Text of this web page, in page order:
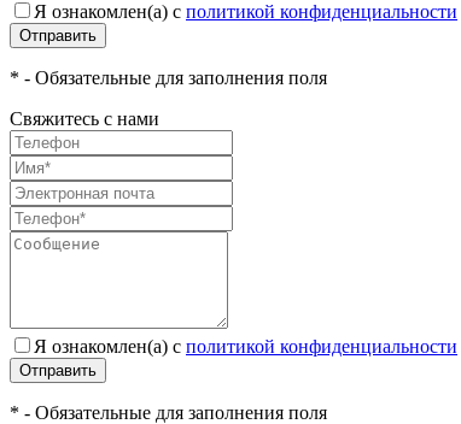
Я ознакомлен(а) с политикой конфиденциальности
Отправить
* - Обязательные для заполнения поля
Свяжитесь с нами
Я ознакомлен(а) с политикой конфиденциальности
Отправить
* - Обязательные для заполнения поля